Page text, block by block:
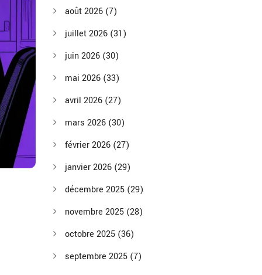
août 2026 (7)
juillet 2026 (31)
juin 2026 (30)
mai 2026 (33)
avril 2026 (27)
mars 2026 (30)
février 2026 (27)
janvier 2026 (29)
décembre 2025 (29)
novembre 2025 (28)
octobre 2025 (36)
septembre 2025 (7)